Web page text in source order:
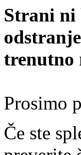
Strani ni
trenutno
Prosimo
Če ste